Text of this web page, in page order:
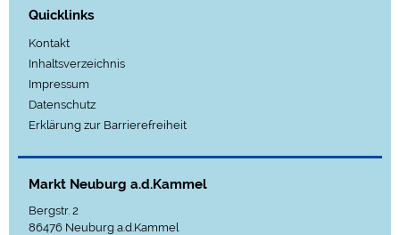
Quicklinks
Kontakt
Inhaltsverzeichnis
Impressum
Datenschutz
Erklärung zur Barrierefreiheit
Markt Neuburg a.d.Kammel
Bergstr. 2
86476 Neuburg a.d.Kammel